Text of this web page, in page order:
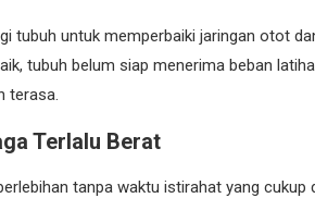
tubuh untuk memperbaiki jaringan otot
tubuh belum siap menerima beban
terasa.
Terlalu Berat
tanpa waktu istirahat yang cukup